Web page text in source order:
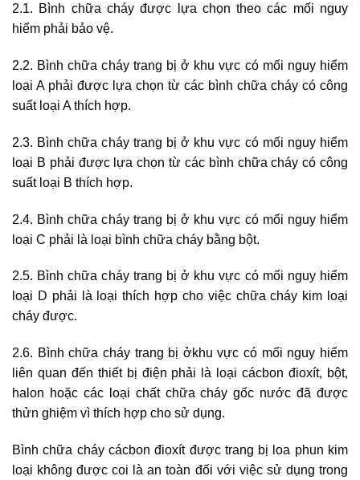
2.1. Bình chữa cháy được lựa chọn theo các mối nguy
hiểm phải bảo vệ.
2.2. Bình chữa cháy trang bị ở khu vực có mối nguy hiểm
loại A phải được lựa chọn từ các bình chữa cháy có công
suất loại A thích hợp.
2.3. Bình chữa cháy trang bị ở khu vực có mối nguy hiểm
loại B phải được lựa chọn từ các bình chữa cháy có công
suất loại B thích hợp.
2.4. Bình chữa cháy trang bị ở khu vực có mối nguy hiểm
loại C phải là loại bình chữa cháy bằng bột.
2.5. Bình chữa cháy trang bị ở khu vực có mối nguy hiểm
loại D phải là loại thích hợp cho việc chữa cháy kim loại
cháy được.
2.6. Bình chữa cháy trang bị ởkhu vực có mối nguy hiểm
liên quan đến thiết bị điện phải là loại cácbon đioxít, bột,
halon hoặc các loại chất chữa cháy gốc nước đã được
thửn ghiệm vì thích hợp cho sử dụng.
Bình chữa cháy cácbon đioxít được trang bị loa phun kim
loại không được coi là an toàn đối với việc sử dụng trong